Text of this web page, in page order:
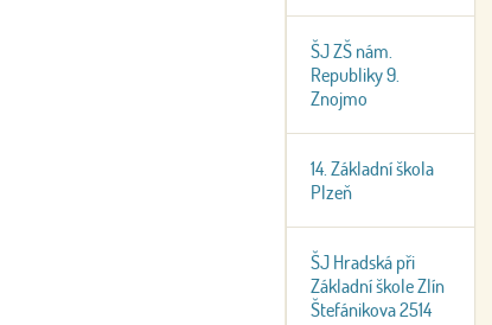
ŠJ ZŠ nám.
Republiky 9.
Znojmo
14. Základní škola
Plzeň
ŠJ Hradská při
Základní škole Zlín
Štefánikova 2514